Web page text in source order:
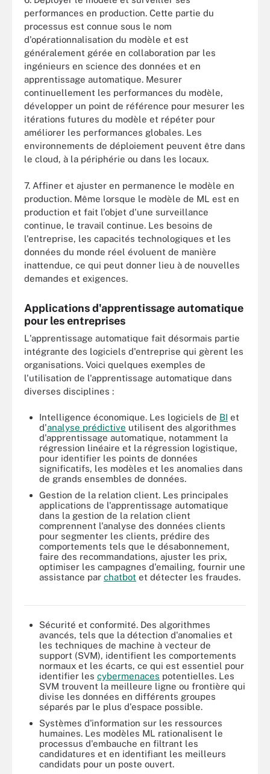
performances en production. Cette partie du
processus est connue sous le nom
d'opérationnalisation du modèle et est
généralement gérée en collaboration par les
ingénieurs en science des données et en
apprentissage automatique. Mesurer
continuellement les performances du modèle,
développer un point de référence pour mesurer les
itérations futures du modèle et répéter pour
améliorer les performances globales. Les
environnements de déploiement peuvent être dans
le cloud, à la périphérie ou dans les locaux.
7. Affiner et ajuster en permanence le modèle en
production. Même lorsque le modèle de ML est en
production et fait l'objet d'une surveillance
continue, le travail continue. Les besoins de
l'entreprise, les capacités technologiques et les
données du monde réel évoluent de manière
inattendue, ce qui peut donner lieu à de nouvelles
demandes et exigences.
Applications d'apprentissage automatique
pour les entreprises
L'apprentissage automatique fait désormais partie
intégrante des logiciels d'entreprise qui gèrent les
organisations. Voici quelques exemples de
l'utilisation de l'apprentissage automatique dans
diverses disciplines :
Intelligence économique. Les logiciels de BI et
d'analyse prédictive utilisent des algorithmes
d'apprentissage automatique, notamment la
régression linéaire et la régression logistique,
pour identifier les points de données
significatifs, les modèles et les anomalies dans
de grands ensembles de données.
Gestion de la relation client. Les principales
applications de l'apprentissage automatique
dans la gestion de la relation client
comprennent l'analyse des données clients
pour segmenter les clients, prédire des
comportements tels que le désabonnement,
faire des recommandations, ajuster les prix,
optimiser les campagnes d'emailing, fournir une
assistance par chatbot et détecter les fraudes.
Les avantages commerciaux de l'apprentissage automatique
comprennent la fidélisation des clients, la génération de revenus
Sécurité et conformité. Des algorithmes
avancés, tels que la détection d'anomalies et
les techniques de machine à vecteur de
support (SVM), identifient les comportements
normaux et les écarts, ce qui est essentiel pour
identifier les cybermenaces potentielles. Les
SVM trouvent la meilleure ligne ou frontière qui
divise les données en différents groupes
séparés par le plus d'espace possible.
Systèmes d'information sur les ressources
humaines. Les modèles ML rationalisent le
processus d'embauche en filtrant les
candidatures et en identifiant les meilleurs
candidats pour un poste ouvert.